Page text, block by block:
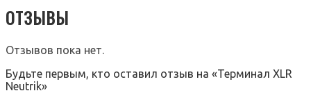
ОТЗЫВЫ
Отзывов пока нет.
Будьте первым, кто оставил отзыв на «Терминал XLR
Neutrik»